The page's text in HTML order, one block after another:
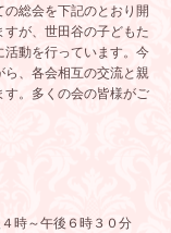
総会を下記のとおり開
が、世田谷の子どもた
活動を行っています。今
、各会相互の交流と親
。多くの会の皆様がご
～午後６時３０分